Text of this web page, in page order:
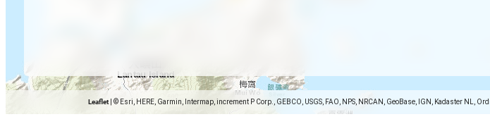
Leaflet © Esri, HERE, Garmin, Intermap, increment P Corp., GEBCO, USGS, FAO, NPS, NRCAN, GeoBase, IGN, Kadaster